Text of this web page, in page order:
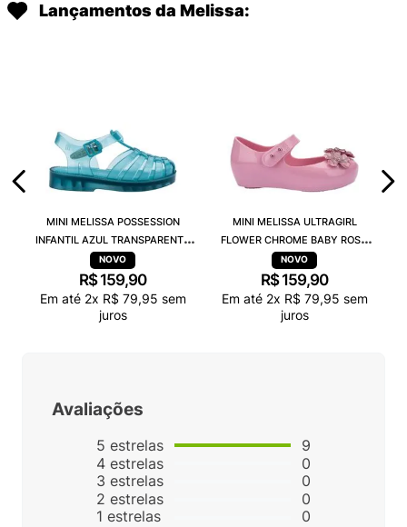
Lançamentos da Melissa:
MINI MELISSA POSSESSION
INFANTIL AZUL TRANSPARENTE
32410
R$ 159,90
Em até 2x R$ 79,95 sem
juros
MINI MELISSA ULTRAGIRL
FLOWER CHROME BABY ROSA
38166
R$ 159,90
Em até 2x R$ 79,95 sem
juros
Avaliações
5 estrelas
4 estrelas
3 estrelas
2 estrelas
1 estrelas
9
0
0
0
0